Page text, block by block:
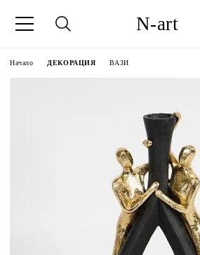
N-art
Начало ДЕКОРАЦИЯ ВАЗИ